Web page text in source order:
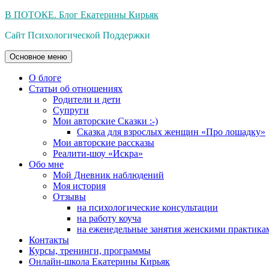
Перейти
содержимому
В ПОТОКЕ. Блог Екатерины Кирьяк
Сайт Психологической Поддержки
Основное меню
О блоге
Статьи об отношениях
Родители и дети
Супруги
Мои авторские Сказки :-)
Сказка для взрослых женщин «Про лошадку»
Мои авторские рассказы
Реалити-шоу «Искра»
Обо мне
Мой Дневник наблюдений
Моя история
Отзывы
на психологические консультации
на работу коуча
на еженедельные занятия женскими
Контакты
Курсы, тренинги, программы
Онлайн-школа Екатерины Кирьяк